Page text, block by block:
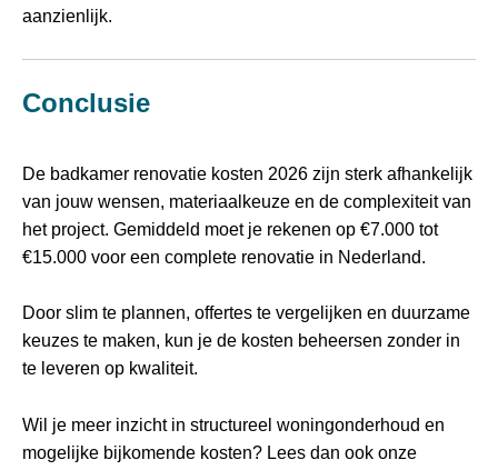
aanzienlijk.
Conclusie
De badkamer renovatie kosten 2026 zijn sterk afhankelijk
van jouw wensen, materiaalkeuze en de complexiteit van
het project. Gemiddeld moet je rekenen op €7.000 tot
€15.000 voor een complete renovatie in Nederland.
Door slim te plannen, offertes te vergelijken en duurzame
keuzes te maken, kun je de kosten beheersen zonder in
te leveren op kwaliteit.
Wil je meer inzicht in structureel woningonderhoud en
mogelijke bijkomende kosten? Lees dan ook onze